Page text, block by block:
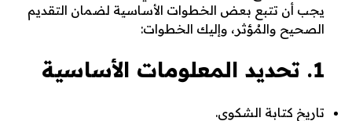
يجب أن تتبع بعض الخطوات الأساسية لضمان التقديم
الصحيح والمُؤثر، وإليك الخطوات:
1. تحديد المعلومات الأساسية
تاريخ كتابة الشكوى.